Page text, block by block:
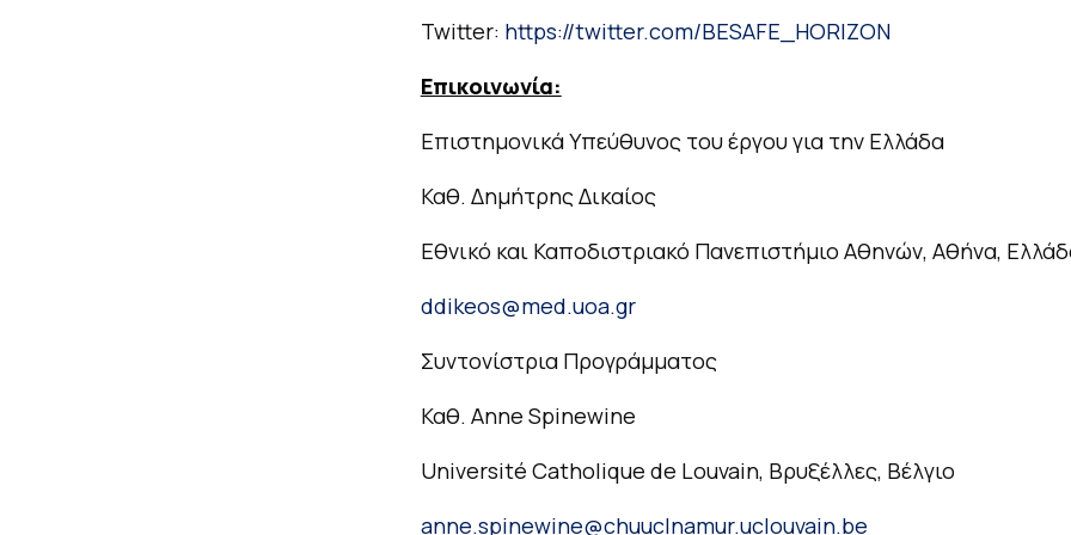
Twitter: https://twitter.com/BESAFE_HORIZON
Επικοινωνία:
Επιστημονικά Υπεύθυνος του έργου για την Ελλάδα
Καθ. Δημήτρης Δικαίος
Εθνικό και Καποδιστριακό Πανεπιστήμιο Αθηνών, Αθήνα,
ddikeos@med.uoa.gr
Συντονίστρια Προγράμματος
Καθ. Anne Spinewine
Université Catholique de Louvain, Βρυξέλλες, Βέλγιο
anne.spinewine@chuuclnamur.uclouvain.be